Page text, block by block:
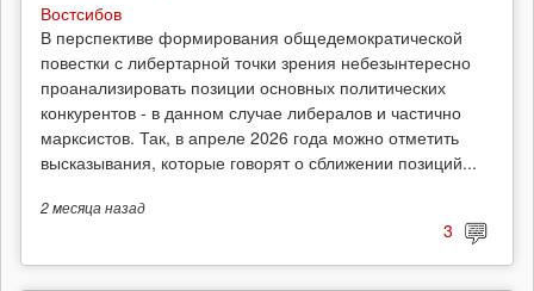
Востсибов
В перспективе формирования общедемократической
повестки с либертарной точки зрения небезынтересно
проанализировать позиции основных политических
конкурентов - в данном случае либералов и частично
марксистов. Так, в апреле 2026 года можно отметить
высказывания, которые говорят о сближении позиций...
2 месяцаназад
3